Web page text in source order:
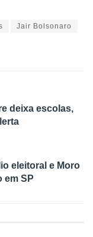
Jair Bolsonaro
deixa escolas,
eleitoral e Moro
em SP